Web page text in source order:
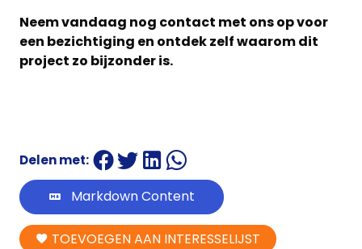
Neem vandaag nog contact met ons op voor
een bezichtiging en ontdek zelf waarom dit
project zo bijzonder is.
Delen met:
Markdown Content
TOEVOEGEN AAN INTERESSELIJST